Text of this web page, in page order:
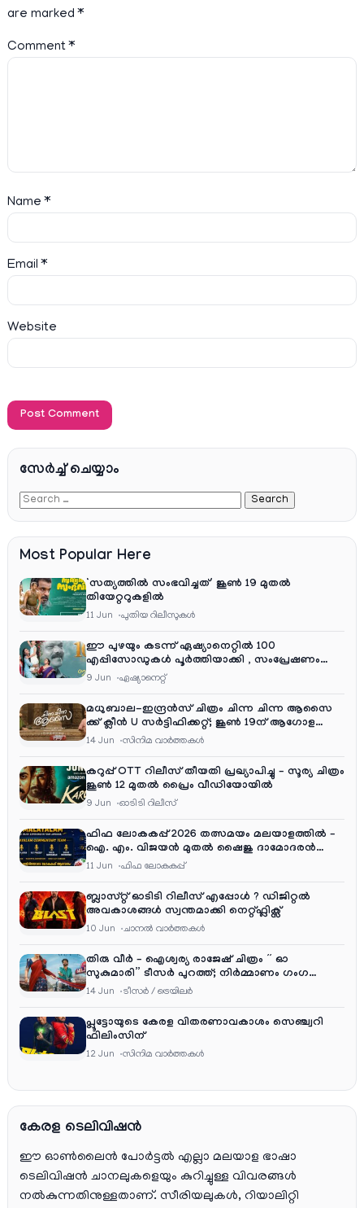
are marked*
Comment*
Name*
Email*
Website
സേര്‍ച്ച്‌ ചെയ്യാം
Most Popular Here
‘സത്യത്തിൽ സംഭവിച്ചത്’ ജൂൺ 19 മുതൽ
തിയേറ്ററുകളിൽ
11 Jun പുതിയ റിലീസുകള്‍
ഈ പുഴയും കടന്ന് ഏഷ്യാനെറ്റിൽ 100
എപ്പിസോഡുകൾ പൂർത്തിയാക്കി , സംപ്രേഷണം
തിങ്കൾ മുതൽ വെള്ളി വരെ രാത്രി 9:30 ന്
9 Jun ഏഷ്യാനെറ്റ്‌
മധുബാല-ഇന്ദ്രൻസ് ചിത്രം ചിന്ന ചിന്ന ആസൈ
ക്ക് ക്ലീൻ U സർട്ടിഫിക്കറ്റ്; ജൂൺ 19ന് ആഗോള
റിലീസ്
14 Jun സിനിമ വാര്‍ത്തകള്‍
കറുപ്പ് OTT റിലീസ് തീയതി പ്രഖ്യാപിച്ചു – സൂര്യ ചിത്രം
ജൂൺ 12 മുതൽ പ്രൈം വീഡിയോയിൽ
9 Jun ഓടിടി റിലീസ്
ഫിഫ ലോകകപ്പ് 2026 തത്സമയം മലയാളത്തിൽ –
ഐ. എം. വിജയൻ മുതൽ ഷൈജു ദാമോദരൻ
വരെ കമന്ററി സംഘത്തിൽ
11 Jun ഫിഫ ലോകകപ്പ്
ബ്ലാസ്റ്റ് ഓടിടി റിലീസ് എപ്പോൾ ? ഡിജിറ്റൽ
അവകാശങ്ങൾ സ്വന്തമാക്കി നെറ്റ്ഫ്ലിക്സ്
10 Jun ചാനല്‍ വാര്‍ത്തകള്‍
തിരു വീർ – ഐശ്വര്യ രാജേഷ് ചിത്രം ” ഓ
സുകുമാരി” ടീസർ പുറത്ത്; നിർമ്മാണം ഗംഗ
എന്റർടൈൻമെന്റ്‌സ്
14 Jun ടീസര്‍ / ട്രെയിലര്‍
പ്ലൂട്ടോയുടെ കേരള വിതരണാവകാശം സെഞ്ച്വറി
ഫിലിംസിന്
12 Jun സിനിമ വാര്‍ത്തകള്‍
കേരള ടെലിവിഷൻ
ഈ ഓൺലൈൻ പോർട്ടൽ എല്ലാ മലയാള ഭാഷാ
ടെലിവിഷൻ ചാനലുകളെയും കുറിച്ചുള്ള വിവരങ്ങൾ
നൽകുന്നതിനുള്ളതാണ്. സീരിയലുകൾ, റിയാലിറ്റി